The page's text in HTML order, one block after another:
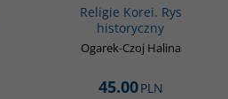
Religie Korei. Rys
historyczny
Ogarek-Czoj Halina
45.00PLN